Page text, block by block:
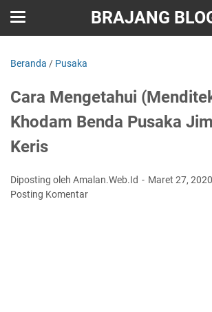
BRAJANG
Beranda / Pusaka
Cara Mengetahui
Khodam Benda Pusaka
Keris
Diposting oleh Amalan.Web.Id
Maret 27, 2020
Posting Komentar